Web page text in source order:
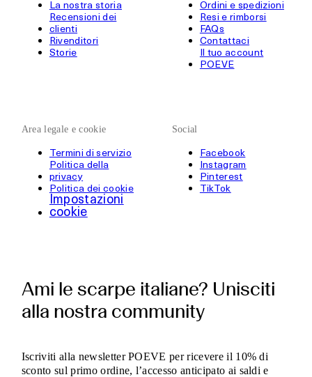
La nostra storia
Recensioni dei
clienti
Rivenditori
Storie
Ordini e spedizioni
Resi e rimborsi
FAQs
Contattaci
Il tuo account
POEVE
Area legale e cookie
Termini di servizio
Politica della
privacy
Politica dei cookie
Impostazioni
cookie
Social
Facebook
Instagram
Pinterest
TikTok
Ami le scarpe italiane? Unisciti
alla nostra community
Iscriviti alla newsletter POEVE per ricevere il 10% di
sconto sul primo ordine, l’accesso anticipato ai saldi e